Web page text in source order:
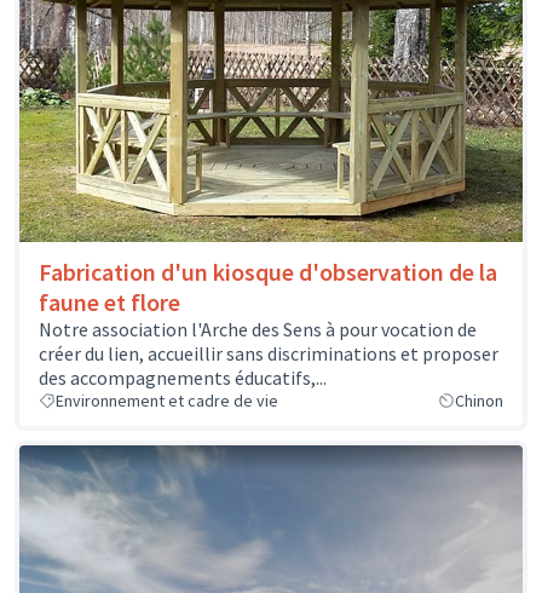
Fabrication d'un kiosque d'observation de la
faune et flore
Notre association l'Arche des Sens à pour vocation de
créer du lien, accueillir sans discriminations et proposer
des accompagnements éducatifs,...
Environnement et cadre de vie Chinon